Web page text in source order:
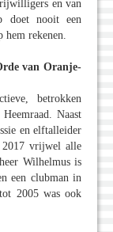
en van
doet nooit een
rekenen.
van Oranje-
betrokken
Naast
en elftalleider
2017 vrijwel alle
Wilhelmus is
een clubman in
2005 was ook